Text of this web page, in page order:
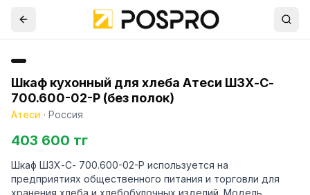
Шкаф кухонный для хлеба Атеси ШЗХ-С-
700.600-02-Р (без полок)
Атеси · Россия
403 600 тг
Шкаф ШЗХ-С- 700.600-02-Р используется на
предприятиях общественного питания и торговли для
хранения хлеба и хлебобулочных изделий. Модель